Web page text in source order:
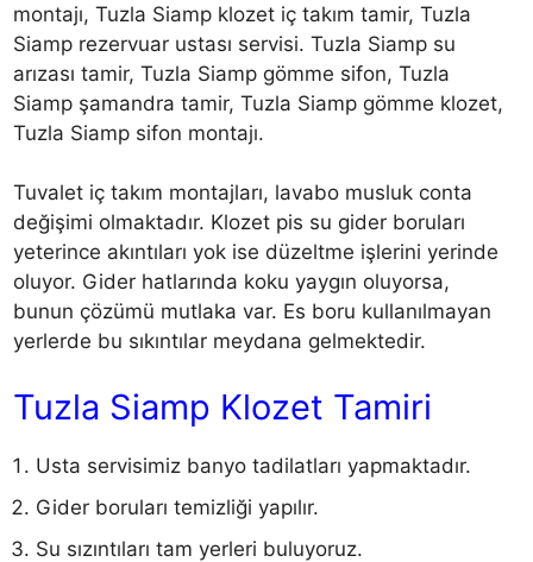
montajı, Tuzla Siamp klozet iç takım tamir, Tuzla
Siamp rezervuar ustası servisi. Tuzla Siamp su
arızası tamir, Tuzla Siamp gömme sifon, Tuzla
Siamp şamandra tamir, Tuzla Siamp gömme klozet,
Tuzla Siamp sifon montajı.
Tuvalet iç takım montajları, lavabo musluk conta
değişimi olmaktadır. Klozet pis su gider boruları
yeterince akıntıları yok ise düzeltme işlerini yerinde
oluyor. Gider hatlarında koku yaygın oluyorsa,
bunun çözümü mutlaka var. Es boru kullanılmayan
yerlerde bu sıkıntılar meydana gelmektedir.
Tuzla Siamp Klozet Tamiri
Usta servisimiz banyo tadilatları yapmaktadır.
Gider boruları temizliği yapılır.
Su sızıntıları tam yerleri buluyoruz.